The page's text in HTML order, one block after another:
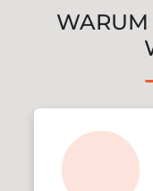
WARUM